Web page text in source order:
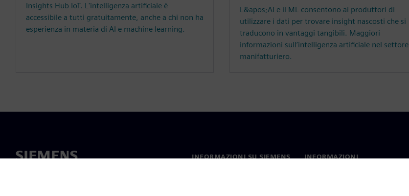
Insights Hub IoT. L'intelligenza artificiale è
accessibile a tutti gratuitamente, anche a chi non ha
esperienza in materia di AI e machine learning.
L&apos;AI e il ML consentono ai produttori di
utilizzare i dati per trovare insight nascosti che si
traducono in vantaggi tangibili. Maggiori
informazioni sull’intelligenza artificiale nel settore
manifatturiero.
INFORMAZIONI SU SIEMENS
INFORMAZIONI